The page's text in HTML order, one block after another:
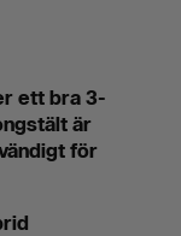
ett bra 3-
är
för